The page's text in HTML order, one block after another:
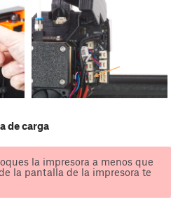
de carga
la impresora a menos que
la pantalla de la impresora te